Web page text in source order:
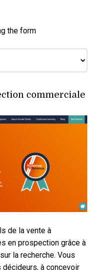
the form
commerciale
de la vente à
en prospection grâce à
la recherche. Vous
à concevoir